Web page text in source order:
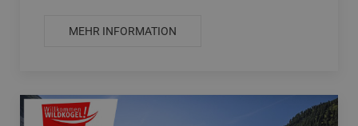
MEHR INFORMATION